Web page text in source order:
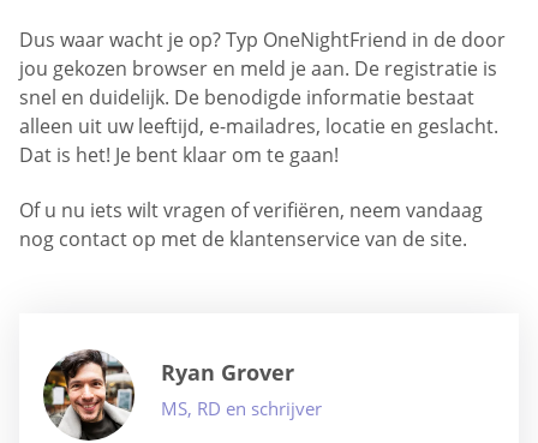
Dus waar wacht je op? Typ OneNightFriend in de door
jou gekozen browser en meld je aan. De registratie is
snel en duidelijk. De benodigde informatie bestaat
alleen uit uw leeftijd, e-mailadres, locatie en geslacht.
Dat is het! Je bent klaar om te gaan!
Of u nu iets wilt vragen of verifiëren, neem vandaag
nog contact op met de klantenservice van de site.
Ryan Grover
MS, RD en schrijver